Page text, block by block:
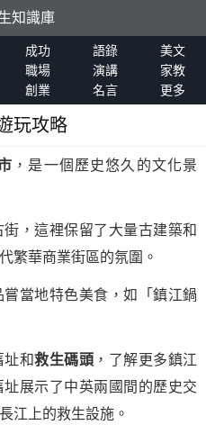
知識庫
成功 語錄
美文
職場 演講
家教
創業 名言 更多
玩攻略
，是一個歷史悠久的文化景
街，這裡保留了大量古建築和
繁華商業街區的氛圍。
當地特色美食，如「鎮江鍋
址和救生碼頭 ，了解更多鎮江
展示了中英兩國間的歷史交
江上的救生設施。